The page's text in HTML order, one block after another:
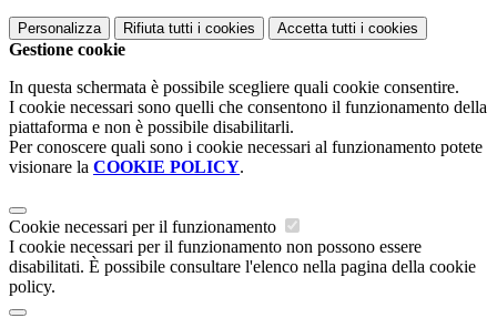
Personalizza Rifiuta tutti i cookies Accetta tutti i cookies
Gestione cookie
In questa schermata è possibile scegliere quali cookie consentire.
I cookie necessari sono quelli che consentono il funzionamento della
piattaforma e non è possibile disabilitarli.
Per conoscere quali sono i cookie necessari al funzionamento potete
visionare la COOKIE POLICY.
Cookie necessari per il funzionamento
I cookie necessari per il funzionamento non possono essere
disabilitati. È possibile consultare l'elenco nella pagina della cookie
policy.